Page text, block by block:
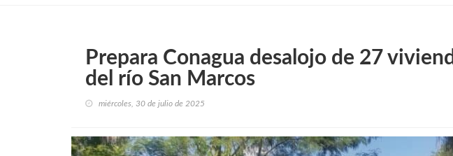
Prepara Conagua desalojo de 27
del río San Marcos
miércoles, 30 de julio de 2025